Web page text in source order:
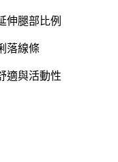
伸腿部比例
落線條
適與活動性